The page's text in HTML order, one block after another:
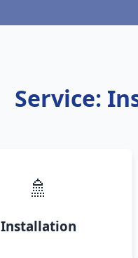
Service:
🚿
Installation